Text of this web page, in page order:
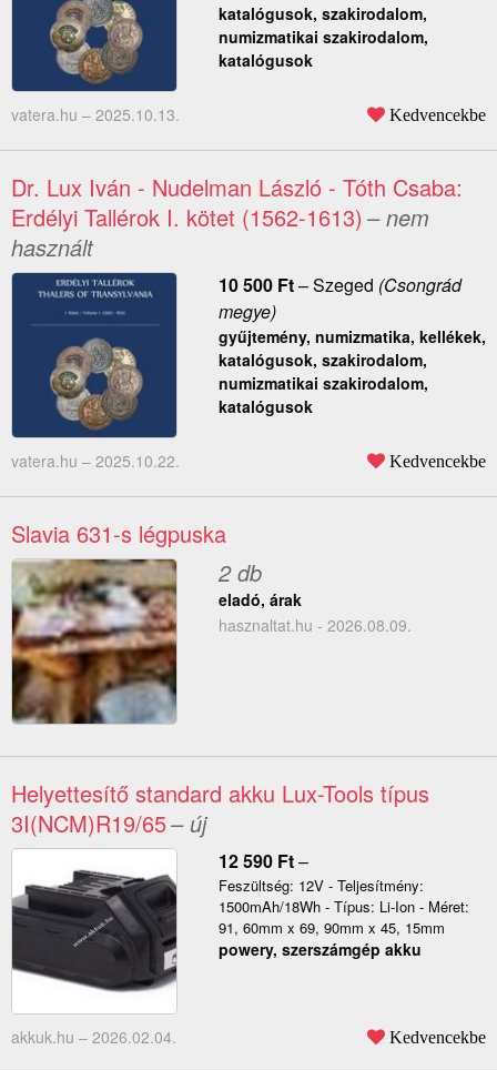
katalógusok, szakirodalom,
numizmatikai szakirodalom,
katalógusok
vatera.hu – 2025.10.13. Kedvencekbe
Dr. Lux Iván - Nudelman László - Tóth Csaba:
Erdélyi Tallérok I. kötet (1562-1613) – nem
használt
10 500 Ft–Szeged (Csongrád
megye)
gyűjtemény, numizmatika, kellékek,
katalógusok, szakirodalom,
numizmatikai szakirodalom,
katalógusok
vatera.hu – 2025.10.22. Kedvencekbe
Slavia 631-s légpuska
2 db
eladó, árak
hasznaltat.hu - 2026.08.09.
Helyettesítő standard akku Lux-Tools típus
3I(NCM)R19/65– új
12 590 Ft–
Feszültség: 12V - Teljesítmény:
1500mAh/18Wh - Típus: Li-Ion - Méret:
91, 60mm x 69, 90mm x 45, 15mm
powery, szerszámgép akku
akkuk.hu – 2026.02.04. Kedvencekbe